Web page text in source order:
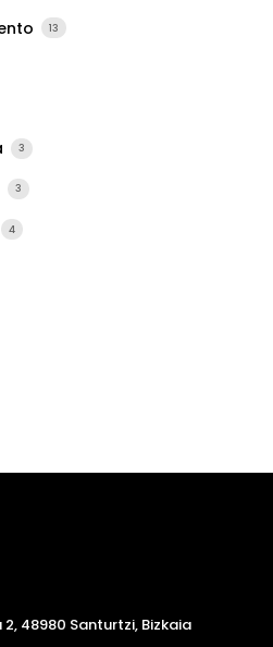
13
3
3
4
2, 48980 Santurtzi, Bizkaia